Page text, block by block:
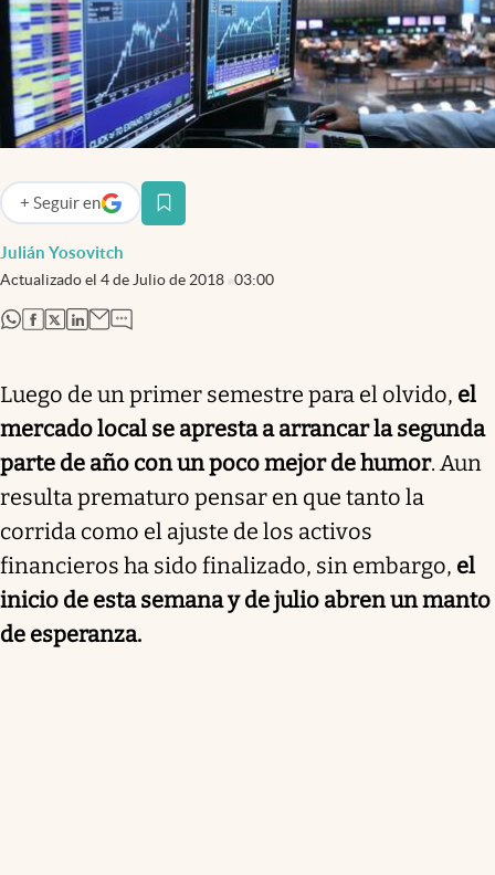
Clima
Mundial 2026
Eventos Corporativos
Mediakit
Argentina
Julián Yosovitch
Actualizado el 4 de Julio de 2018 03:00
+ Seguir en
abre en nueva pestaña
abre en nueva pestaña
abre en nueva pestaña
abre en nueva pestaña
abre en nueva pestaña
Luego de un primer semestre para el olvido, el
mercado local se apresta a arrancar la segunda
parte de año con un poco mejor de humor. Aun
resulta prematuro pensar en que tanto la
corrida como el ajuste de los activos
financieros ha sido finalizado, sin embargo, el
inicio de esta semana y de julio abren un manto
de esperanza.